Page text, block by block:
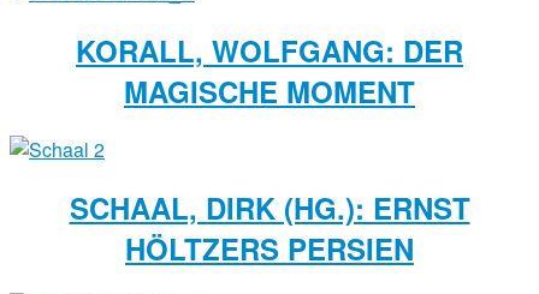
KORALL, WOLFGANG: DER
MAGISCHE MOMENT
SCHAAL, DIRK (HG.): ERNST
HÖLTZERS PERSIEN